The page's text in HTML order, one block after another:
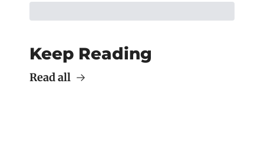
Keep Reading
Read all